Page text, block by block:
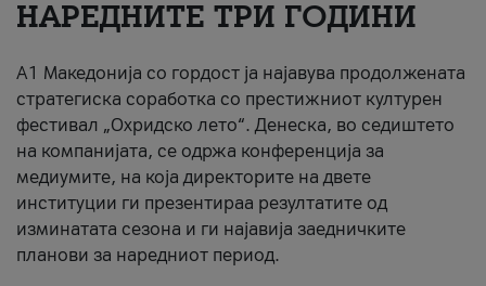
НАРЕДНИТЕ ТРИ ГОДИНИ
A1 Македонија со гордост ја најавува продолжената
стратегиска соработка со престижниот културен
фестивал „Охридско лето“. Денеска, во седиштето
на компанијата, се одржа конференција за
медиумите, на која директорите на двете
институции ги презентираа резултатите од
изминатата сезона и ги најавија заедничките
планови за наредниот период.